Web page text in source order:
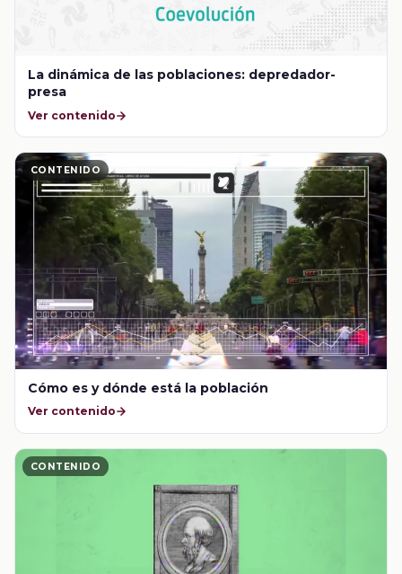
La dinámica de las poblaciones: depredador-
presa
Ver contenido
CONTENIDO
Cómo es y dónde está la población
Ver contenido
CONTENIDO